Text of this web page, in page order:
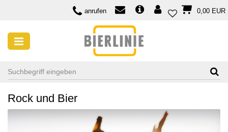
anrufen 0,00 EUR
BIERVIELFALT
Bier rockt!
Rock und Bier